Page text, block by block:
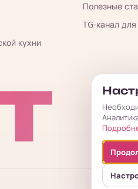
кухни
Полезные
TG-канал